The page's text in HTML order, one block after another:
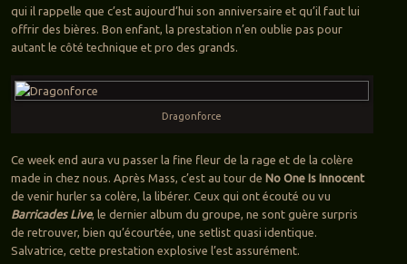
qui il rappelle que c’est aujourd’hui son anniversaire et qu’il faut lui
offrir des bières. Bon enfant, la prestation n’en oublie pas pour
autant le côté technique et pro des grands.
Dragonforce
Ce week end aura vu passer la fine fleur de la rage et de la colère
made in chez nous. Après Mass, c’est au tour de No One Is Innocent
de venir hurler sa colère, la libérer. Ceux qui ont écouté ou vu
Barricades Live, le dernier album du groupe, ne sont guère surpris
de retrouver, bien qu’écourtée, une setlist quasi identique.
Salvatrice, cette prestation explosive l’est assurément.